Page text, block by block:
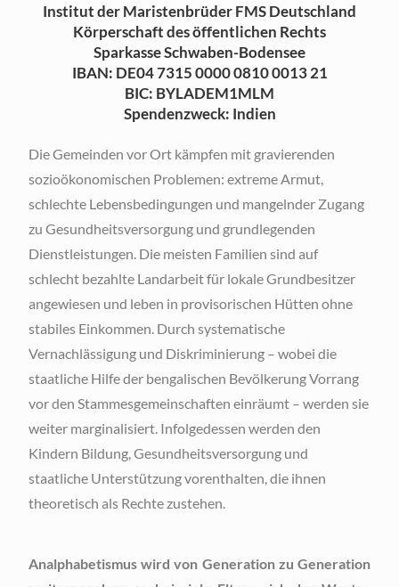
Institut der Maristenbrüder FMS Deutschland
Körperschaft des öffentlichen Rechts
Sparkasse Schwaben-Bodensee
IBAN: DE04 7315 0000 0810 0013 21
BIC: BYLADEM1MLM
Spendenzweck: Indien
Die Gemeinden vor Ort kämpfen mit gravierenden
sozioökonomischen Problemen: extreme Armut,
schlechte Lebensbedingungen und mangelnder Zugang
zu Gesundheitsversorgung und grundlegenden
Dienstleistungen. Die meisten Familien sind auf
schlecht bezahlte Landarbeit für lokale Grundbesitzer
angewiesen und leben in provisorischen Hütten ohne
stabiles Einkommen. Durch systematische
Vernachlässigung und Diskriminierung – wobei die
staatliche Hilfe der bengalischen Bevölkerung Vorrang
vor den Stammesgemeinschaften einräumt – werden sie
weiter marginalisiert. Infolgedessen werden den
Kindern Bildung, Gesundheitsversorgung und
staatliche Unterstützung vorenthalten, die ihnen
theoretisch als Rechte zustehen.
Analphabetismus wird von Generation zu Generation